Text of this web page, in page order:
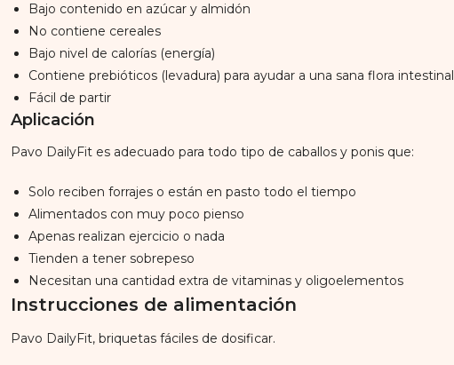
Bajo contenido en azúcar y almidón
No contiene cereales
Bajo nivel de calorías (energía)
Contiene prebióticos (levadura) para ayudar a una sana flora intestinal
Fácil de partir
Aplicación
Pavo DailyFit es adecuado para todo tipo de caballos y ponis que:
Solo reciben forrajes o están en pasto todo el tiempo
Alimentados con muy poco pienso
Apenas realizan ejercicio o nada
Tienden a tener sobrepeso
Necesitan una cantidad extra de vitaminas y oligoelementos
Instrucciones de alimentación
Pavo DailyFit, briquetas fáciles de dosificar.